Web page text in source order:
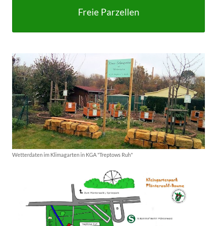
Freie Parzellen
Wetterdaten im Klimagarten in KGA "Treptows Ruh"